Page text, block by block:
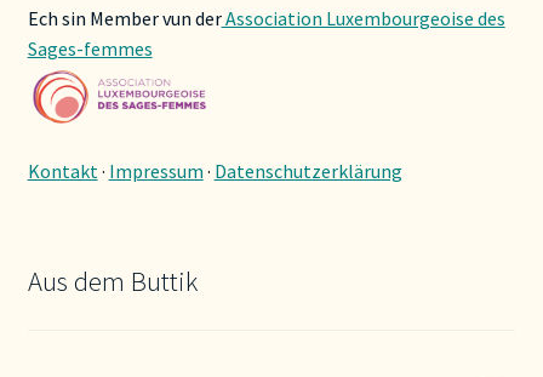
Ech sin Member vun derAssociation Luxembourgeoise des
Sages-femmes
Kontakt· Impressum · Datenschutzerklärung
Aus dem Buttik